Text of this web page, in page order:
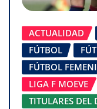
ACTUALIDAD
FÚTBOL
FÚTBOL
LIGA F MOEVE
TITULARES DEL